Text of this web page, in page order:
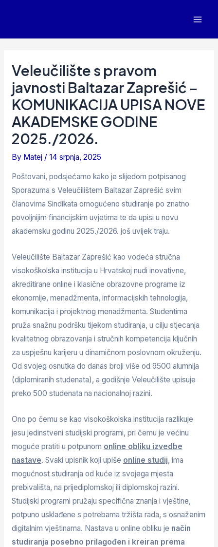
Veleučilište s pravom
javnosti Baltazar Zaprešić –
KOMUNIKACIJA UPISA NOVE
AKADEMSKE GODINE
2025./2026.
By Matej / 14 srpnja, 2025
Poštovani, podsjećamo kako je slijedom potpisanog
Sporazuma s Veleučilištem Baltazar Zaprešić svim
članovima Sindikata omogućeno studiranje po znatno
povoljnijim financijskim uvjetima te da upisi u novu
akademsku godinu 2025./2026. još uvijek traju.
Veleučilište Baltazar Zaprešić kao vodeća stručna
visokoškolska institucija u Hrvatskoj nudi inovativne,
akreditirane online i klasične obrazovne programe iz
ekonomije, menadžmenta, informacijskih tehnologija,
komunikacija i projektnog menadžmenta. Studentima
pruža snažnu podršku tijekom studiranja, u cilju stjecanja
kvalitetnog obrazovanja i stručnih kompetencija ključnih
za uspješnu karijeru u dinamičnom poslovnom okruženju.
Od svojeg osnutka do danas broji više od 9500 alumnija
(diplomiranih studenata), a godišnje Veleučilište upisuje
preko 500 studenata na nacionalnoj razini.
Ono po čemu se kao visokoškolska institucija razlikuje
jesu jedinstveni studijski programi, pri čemu je većinu
moguće pratiti u potpunom online obliku izvedbe
nastave. Svaki upisnik koji upiše online studij, ima
mogućnost studiranja od kuće iz svojega mjesta
prebivališta, na prijediplomskoj ili diplomskoj razini.
Studijski programi pružaju specifična znanja i vještine,
potpuno usklađene s potrebama tržišta rada, s osnaženim
digitalnim vještinama. Nastava u online obliku je način
studiranja posebno prilagođen i kreiran prema